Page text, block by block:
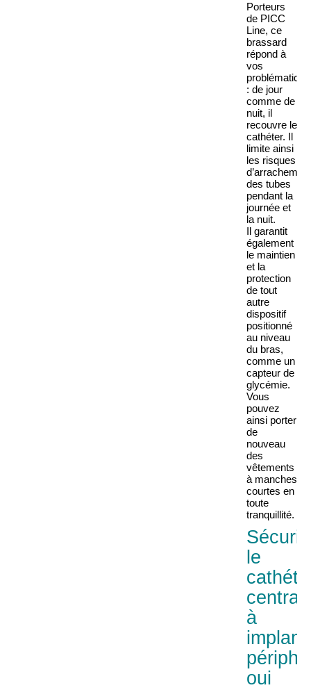
Porteurs
de PICC
Line, ce
brassard
répond à
vos
: de jour
comme de
nuit, il
recouvre le
cathéter. Il
limite ainsi
les risques
d’arrachement
des tubes
pendant la
journée et
la nuit.
Il garantit
également
le maintien
et la
protection
de tout
autre
dispositif
positionné
au niveau
du bras,
comme un
capteur de
glycémie.
Vous
pouvez
ainsi porter
de
nouveau
des
vêtements
à manches
courtes en
toute
tranquillité.
le
central
à
oui